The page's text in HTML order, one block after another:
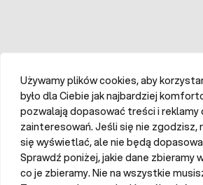
Używamy plików cookies, aby
było dla Ciebie jak najbardziej
pozwalają dopasować treści i reklamy
zainteresowań. Jeśli się nie zgodzisz,
się wyświetlać, ale nie będą
Sprawdź poniżej, jakie dane zbieramy
co je zbieramy. Nie na wszystkie